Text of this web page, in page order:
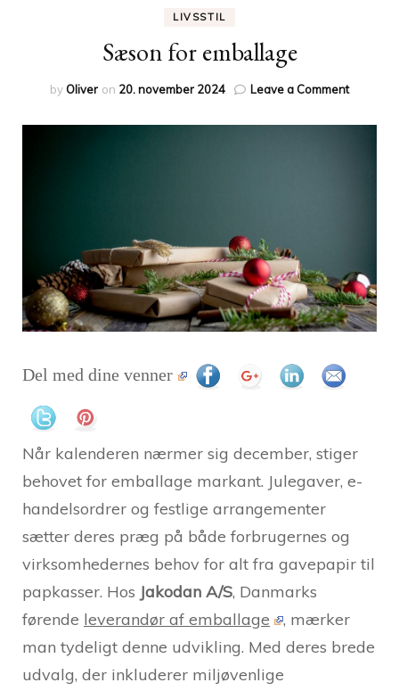
LIVSSTIL
Sæson for emballage
byOliver on 20. november 2024 Leave a Commenton
for
Del med dine venner
Når kalenderen nærmer sig december, stiger
behovet for emballage markant. Julegaver, e-
handelsordrer og festlige arrangementer
sætter deres præg på både forbrugernes og
virksomhedernes behov for alt fra gavepapir til
papkasser. Hos Jakodan A/S, Danmarks
førende leverandør af emballage
, mærker
man tydeligt denne udvikling. Med deres brede
udvalg, der inkluderer miljøvenlige